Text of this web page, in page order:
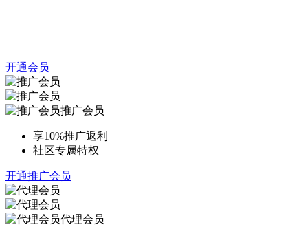
开通会员
推广会员
享10%推广返利
社区专属特权
开通推广会员
代理会员